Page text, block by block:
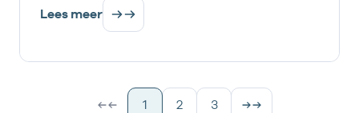
Lees meer
1 2 3